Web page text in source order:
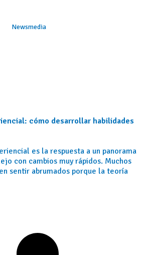
Newsmedia
cómo desarrollar habilidades
es la respuesta a un panorama
con cambios muy rápidos. Muchos
sentir abrumados porque la teoría